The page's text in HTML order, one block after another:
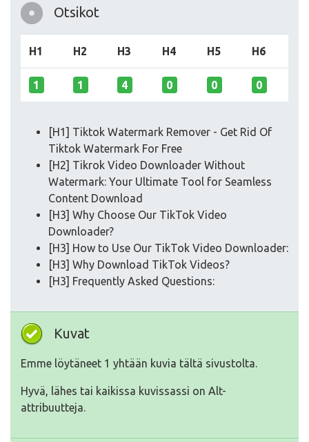
Otsikot
H1 H2 H3 H4 H5 H6
1 1 4 0 0 0
[H1] Tiktok Watermark Remover - Get Rid Of
Tiktok Watermark For Free
[H2] Tikrok Video Downloader Without
Watermark: Your Ultimate Tool for Seamless
Content Download
[H3] Why Choose Our TikTok Video
Downloader?
[H3] How to Use Our TikTok Video Downloader:
[H3] Why Download TikTok Videos?
[H3] Frequently Asked Questions:
Kuvat
Emme löytäneet 1 yhtään kuvia tältä sivustolta.
Hyvä, lähes tai kaikissa kuvissassi on Alt-
attribuutteja.